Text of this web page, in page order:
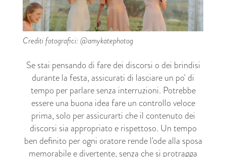
Crediti fotografici: @amykatephotog
Se stai pensando di fare dei discorsi o dei brindisi
durante la festa, assicurati di lasciare un po' di
tempo per parlare senza interruzioni. Potrebbe
essere una buona idea fare un controllo veloce
prima, solo per assicurarti che il contenuto dei
discorsi sia appropriato e rispettoso. Un tempo
ben definito per ogni oratore rende l'ode alla sposa
memorabile e divertente, senza che si protragga